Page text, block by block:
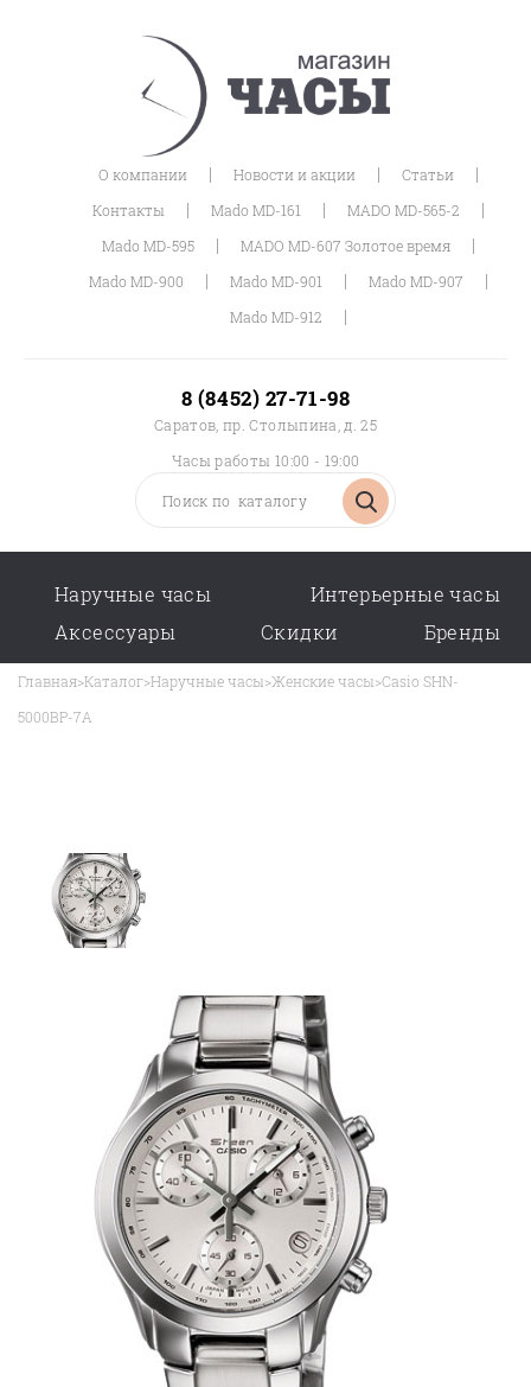
О компании | Новости и акции | Статьи |
Контакты | Mado MD-161 | MADO MD-565-2 |
Mado MD-595 | MADO MD-607 Золотое время |
Mado MD-900 | Mado MD-901 | Mado MD-907 |
Mado MD-912 |
8 (8452) 27-71-98
Саратов, пр. Столыпина, д. 25
Часы работы 10:00 - 19:00
Наручные часы
Интерьерные часы
Аксессуары
Скидки Бренды
Главная>Каталог>Наручные часы>Женские часы>Casio SHN-
5000BP-7A